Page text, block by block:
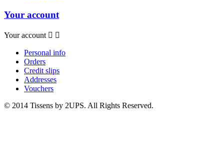
Your account
Your account  
Personal info
Orders
Credit slips
Addresses
Vouchers
© 2014 Tissens by 2UPS. All Rights Reserved.